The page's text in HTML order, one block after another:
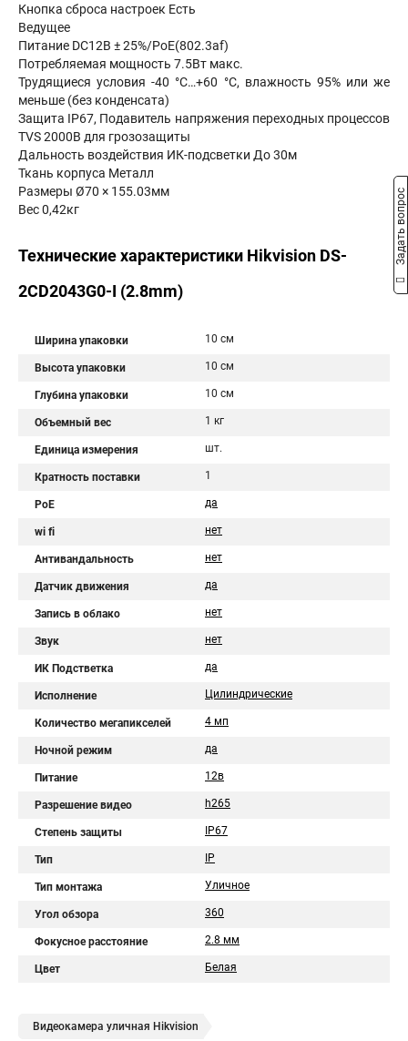
Кнопка сброса настроек Есть
Ведущее
Питание DC12В ± 25%/PoE(802.3af)
Потребляемая мощность 7.5Вт макс.
Трудящиеся условия -40 °C…+60 °C, влажность 95% или же
меньше (без конденсата)
Защита IP67, Подавитель напряжения переходных процессов
TVS 2000В для грозозащиты
Дальность воздействия ИК-подсветки До 30м
Ткань корпуса Металл
Размеры Ø70 × 155.03мм
Вес 0,42кг
Технические характеристики Hikvision DS-
2CD2043G0-I (2.8mm)
Ширина упаковки 10 см
Высота упаковки 10 см
Глубина упаковки 10 см
Объемный вес 1 кг
Единица измерения шт.
Кратность поставки 1
PoE да
wi fi нет
Антивандальность нет
Датчик движения да
Запись в облако нет
Звук нет
ИК Подстветка да
Исполнение Цилиндрические
Количество мегапикселей 4 мп
Ночной режим да
Питание 12в
Разрешение видео h265
Степень защиты IP67
Тип IP
Тип монтажа Уличное
Угол обзора 360
Фокусное расстояние 2.8 мм
Цвет Белая
Видеокамера уличная Hikvision
Задать вопрос